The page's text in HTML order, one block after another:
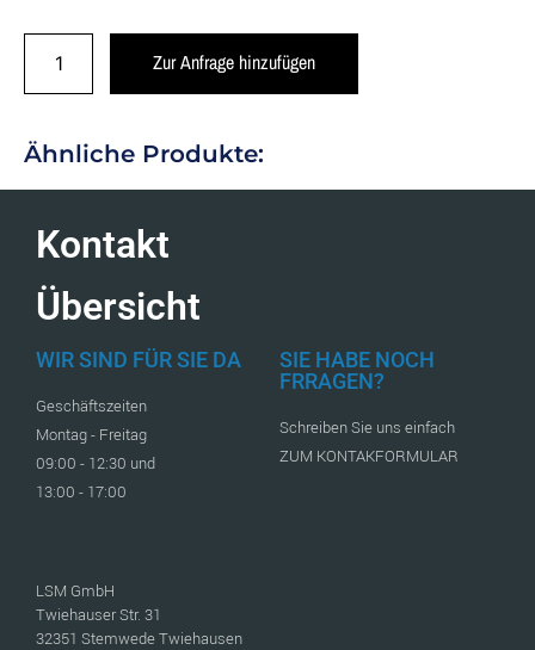
Zur Anfrage hinzufügen
Ähnliche Produkte:
Kontakt
Übersicht
WIR SIND FÜR SIE DA
Geschäftszeiten
Montag - Freitag
09:00 - 12:30 und
13:00 - 17:00
LSM GmbH
Twiehauser Str. 31
32351 Stemwede Twiehausen
SIE HABE NOCH
FRRAGEN?
Schreiben Sie uns einfach
ZUM KONTAKFORMULAR